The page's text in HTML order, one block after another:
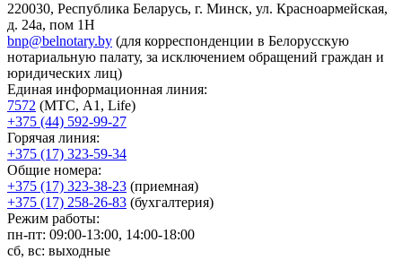
220030, Республика Беларусь, г. Минск, ул. Красноармейская,
д. 24а, пом 1Н
bnp@belnotary.by (для корреспонденции в Белорусскую
нотариальную палату, за исключением обращений граждан и
юридических лиц)
Единая информационная линия:
7572 (МТС, A1, Life)
+375 (44) 592-99-27
Горячая линия:
+375 (17) 323-59-34
Общие номера:
+375 (17) 323-38-23 (приемная)
+375 (17) 258-26-83 (бухгалтерия)
Режим работы:
пн-пт: 09:00-13:00, 14:00-18:00
сб, вс: выходные